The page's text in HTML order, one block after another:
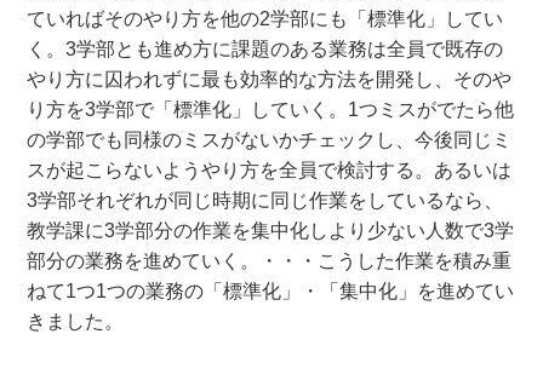
ていればそのやり方を他の2学部にも「標準化」してい
く。3学部とも進め方に課題のある業務は全員で既存の
やり方に囚われずに最も効率的な方法を開発し、そのや
り方を3学部で「標準化」していく。1つミスがでたら他
の学部でも同様のミスがないかチェックし、今後同じミ
スが起こらないようやり方を全員で検討する。あるいは
3学部それぞれが同じ時期に同じ作業をしているなら、
教学課に3学部分の作業を集中化しより少ない人数で3学
部分の業務を進めていく。・・・こうした作業を積み重
ねて1つ1つの業務の「標準化」・「集中化」を進めてい
きました。